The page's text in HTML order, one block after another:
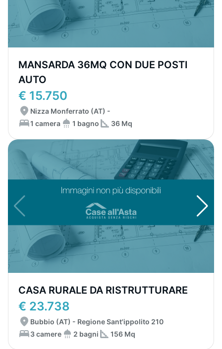
MANSARDA 36MQ CON DUE POSTI
AUTO
€ 15.750
Nizza Monferrato (AT) -
1 camera
1 bagno 36 Mq
CASA RURALE DA RISTRUTTURARE
€ 23.738
Bubbio (AT) - Regione Sant'ippolito 210
3 camere
2 bagni 156 Mq